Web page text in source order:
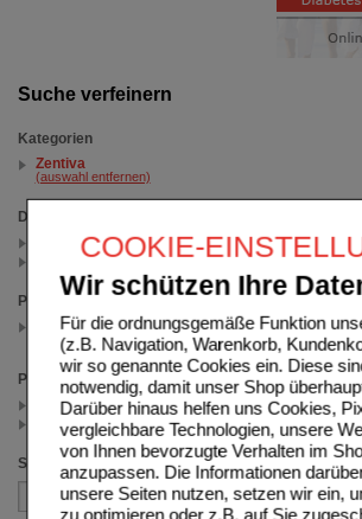
COOKIE-
Wir schützen Ihre
Für die ordnungsgemäße Funktion
(z.B. Navigation, Warenkorb,
wir so genannte Cookies ein. Diese
notwendig, damit unser Shop
Darüber hinaus helfen uns Cookies,
vergleichbare Technologien, unsere
von Ihnen bevorzugte Verhalten im
anzupassen. Die Informationen
unsere Seiten nutzen, setzen wir ein,
zu optimieren oder z.B. auf Sie
Suche verfeinern
Kategorien
Zentiva
(auswahl entfernen)
Darreichungsform
Filmtabletten (1)
Tabletten (1)
Packungsgröße
100 St
(auswahl entfernen)
Preis
< 15.00 (1)
>= 15.00 (1)
Sortieren nach